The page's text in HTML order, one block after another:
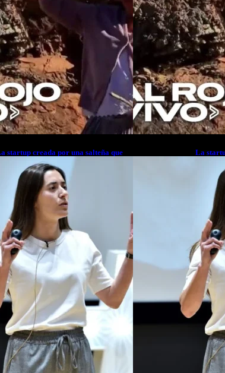
startup creada por una salteña que
resolver el estrés financiero en
La
busca